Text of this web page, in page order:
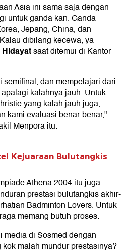
Asia ini sama saja dengan
untuk ganda kan. Ganda
Jepang, China, dan
dibilang kecewa, ya
saat ditemui di Kantor
dan mempelajari dari
kalahnya jauh. Untuk
yang kalah jauh juga,
kami evaluasi benar-benar,"
Menpora itu.
Kejuaraan Bulutangkis
Athena 2004 itu juga
prestasi bulutangkis akhir-
Badminton Lovers. Untuk
memang butuh proses.
di Sosmed dengan
malah mundur prestasinya?